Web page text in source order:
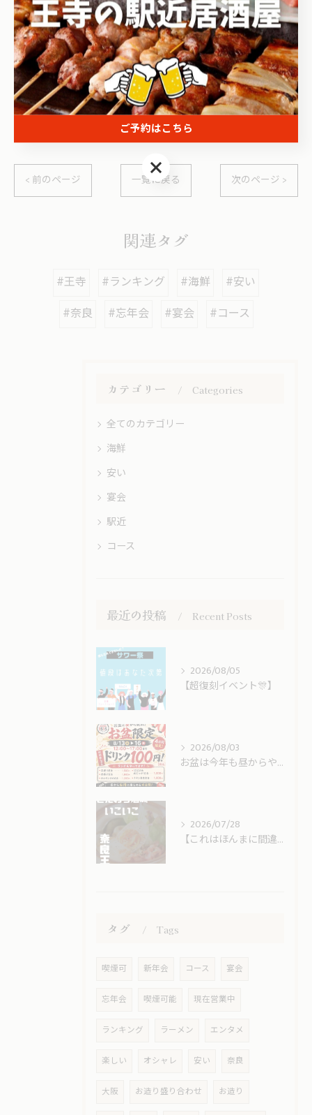
王寺で海鮮を堪能する3コース
--------------------------------------------------------------------
--
< 前のページ 一覧に戻る 次のページ >
関連タグ
#王寺 #ランキング #海鮮
#安い
#奈良
#忘年会 #宴会 #コース
カテゴリー Categories
全てのカテゴリー
海鮮
安い
宴会
駅近
コース
最近の投稿 Recent Posts
2026/08/05
【超復刻イベント🎊】
2026/08/03
お盆は今年も昼からやってます！！！！
2026/07/28
【これはほんまに間違いない🥔🥚🥓】
タグ Tags
喫煙可 新年会 コース 宴会
忘年会 喫煙可能 現在営業中
ランキング ラーメン エンタメ
楽しい オシャレ 安い 奈良
大阪 お造り盛り合わせ お造り
ご予約はこちら
ご予約はこちら